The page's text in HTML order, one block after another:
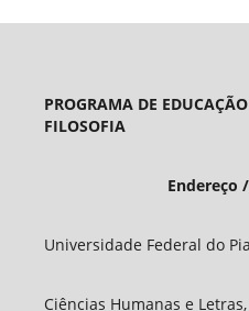
PROGRAMA DE
FILOSOFIA
Endereço /
Universidade Federal do
Ciências Humanas e